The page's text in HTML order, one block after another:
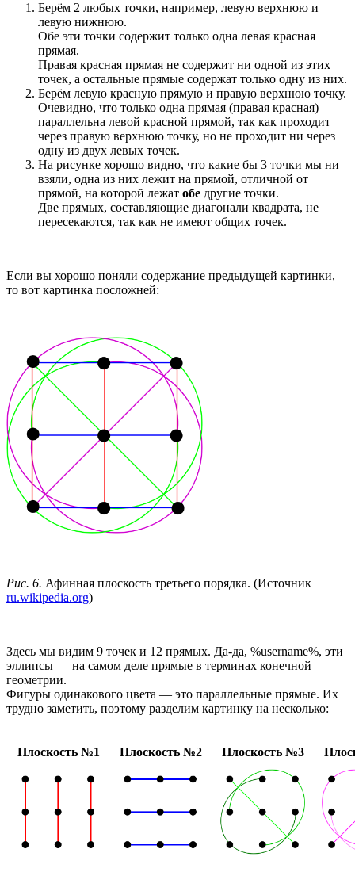
Берём 2 любых точки, например, левую верхнюю и
левую нижнюю.
Обе эти точки содержит только одна левая красная
прямая.
Правая красная прямая не содержит ни одной из этих
точек, а остальные прямые содержат только одну из них.
Берём левую красную прямую и правую верхнюю точку.
Очевидно, что только одна прямая (правая красная)
параллельна левой красной прямой, так как проходит
через правую верхнюю точку, но не проходит ни через
одну из двух левых точек.
На рисунке хорошо видно, что какие бы 3 точки мы ни
взяли, одна из них лежит на прямой, отличной от
прямой, на которой лежат обе другие точки.
Две прямых, составляющие диагонали квадрата, не
пересекаются, так как не имеют общих точек.
Если вы хорошо поняли содержание предыдущей картинки,
то вот картинка посложней:
Рис. 6. Афинная плоскость третьего порядка. (Источник
ru.wikipedia.org)
Здесь мы видим 9 точек и 12 прямых. Да-да, %username%, эти
эллипсы — на самом деле прямые в терминах конечной
геометрии.
Фигуры одинакового цвета — это параллельные прямые. Их
трудно заметить, поэтому разделим картинку на несколько:
Плоскость №1 Плоскость №2 Плоскость №3